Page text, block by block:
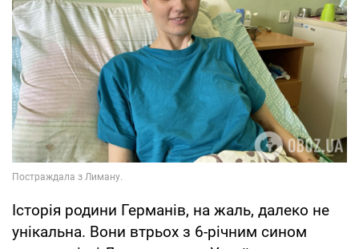
Історія родини Германів, на жаль, далеко не
унікальна. Вони втрьох з 6-річним сином